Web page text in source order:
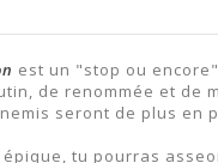
est un "stop ou
de renommée et de
seront de plus en
tu pourras